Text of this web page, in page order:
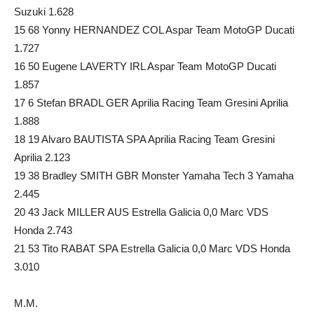
Suzuki 1.628
15 68 Yonny HERNANDEZ COL Aspar Team MotoGP Ducati
1.727
16 50 Eugene LAVERTY IRL Aspar Team MotoGP Ducati
1.857
17 6 Stefan BRADL GER Aprilia Racing Team Gresini Aprilia
1.888
18 19 Alvaro BAUTISTA SPA Aprilia Racing Team Gresini
Aprilia 2.123
19 38 Bradley SMITH GBR Monster Yamaha Tech 3 Yamaha
2.445
20 43 Jack MILLER AUS Estrella Galicia 0,0 Marc VDS
Honda 2.743
21 53 Tito RABAT SPA Estrella Galicia 0,0 Marc VDS Honda
3.010
M.M.